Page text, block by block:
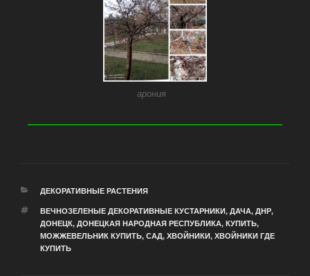
арония
ДЕКОРАТИВНЫЕ РАСТЕНИЯ
ВЕЧНОЗЕЛЕНЫЕ ДЕКОРАТИВНЫЕ КУСТАРНИКИ, ДАЧА, ДНР,
ДОНЕЦК, ДОНЕЦКАЯ НАРОДНАЯ РЕСПУБЛИКА, КУПИТЬ,
МОЖЖЕВЕЛЬНИК КУПИТЬ, САД, ХВОЙНИКИ, ХВОЙНИКИ ГДЕ
КУПИТЬ